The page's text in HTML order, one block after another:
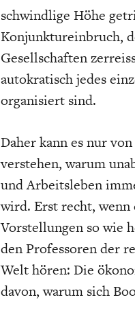
schwindlige Höhe
Konjunktureinbruch,
Gesellschaften
autokratisch jedes
organisiert sind.
Daher kann es nur
verstehen, warum
und Arbeitsleben
wird. Erst recht,
Vorstellungen so wie
den Professoren der
Welt hören: Die
davon, warum sich